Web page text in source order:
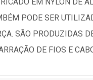
PODE SER
SÃO PRODUZIDAS
DE FIOS E